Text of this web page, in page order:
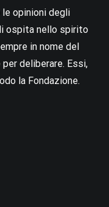
opinioni degli
ospita nello spirito
in nome del
deliberare. Essi,
la Fondazione.